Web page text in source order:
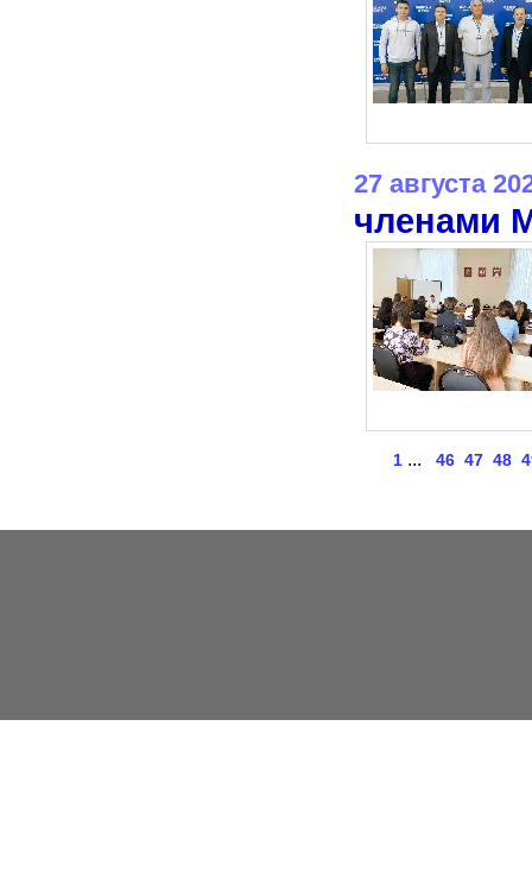
27 августа
членами
1 ... 46 47 48